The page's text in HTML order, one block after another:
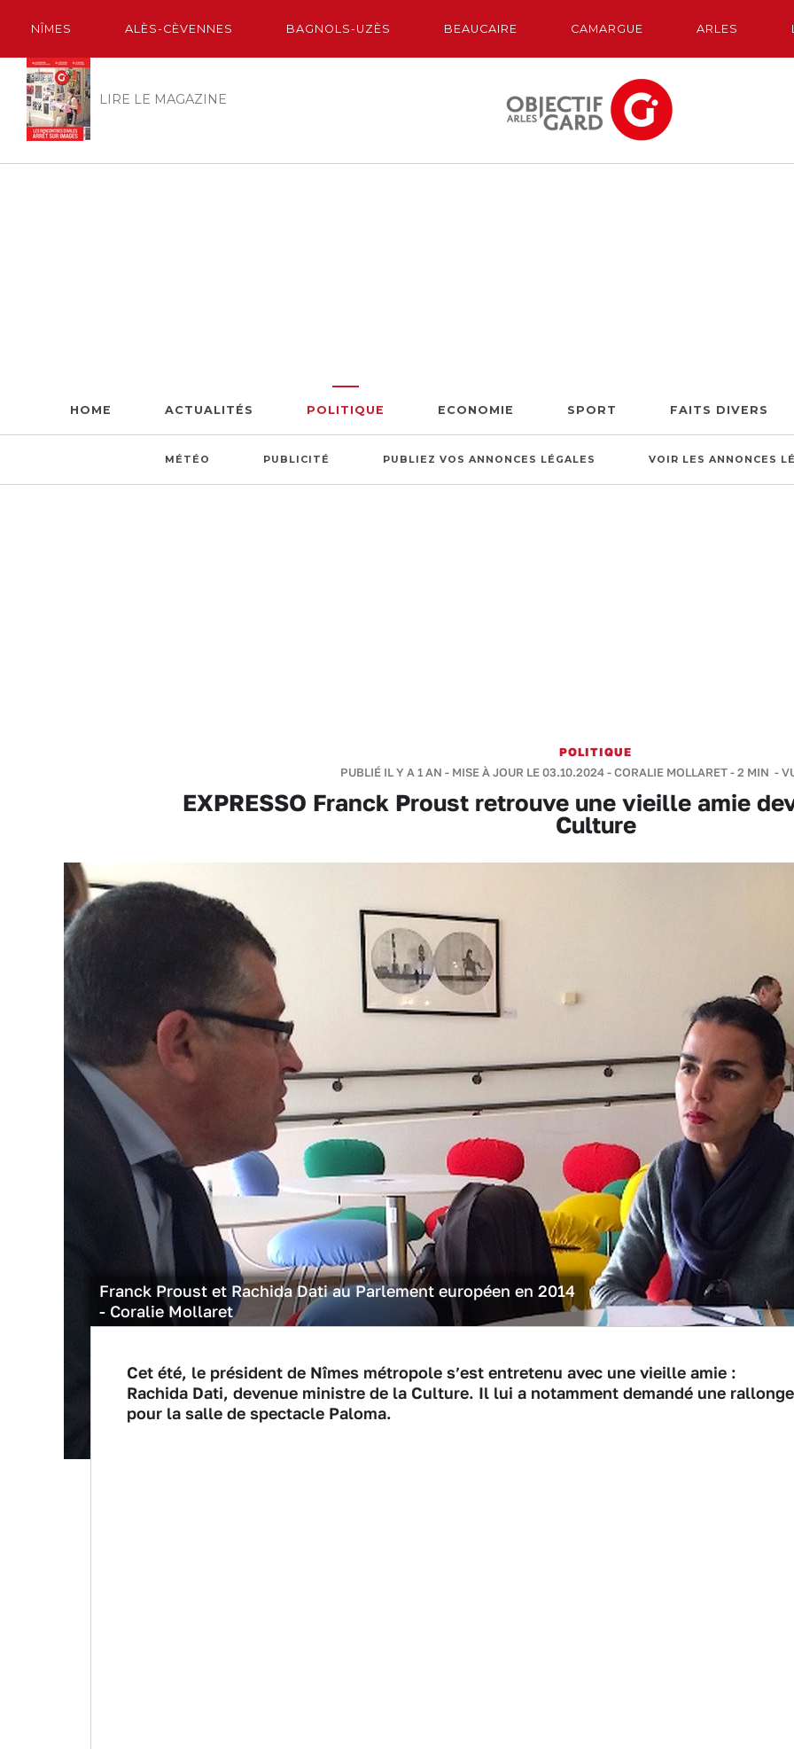
NÎMES ALÈS-CÈVENNES BAGNOLS-UZÈS BEAUCAIRE CAMARGUE ARLES
LIRE LE MAGAZINE
HOME ACTUALITÉS POLITIQUE ECONOMIE SPORT FAITS DIVERS
MÉTÉO PUBLICITÉ PUBLIEZ VOS ANNONCES LÉGALES VOIR LES ANNONCES
POLITIQUE
PUBLIÉ IL Y A 1 AN - MISE À JOUR LE 03.10.2024 -CORALIE MOLLARET-2 MIN -
EXPRESSO Franck Proust retrouve une vieille amie
Culture
Franck Proust et Rachida Dati au Parlement européen en 2014
- Coralie Mollaret
Cet été, le président de Nîmes métropole s’est entretenu avec une vieille amie :
Rachida Dati, devenue ministre de la Culture. Il lui a notamment demandé une rallonge
pour la salle de spectacle Paloma.